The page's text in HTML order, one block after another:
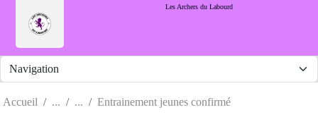
Les Archers du Labourd
Accueil Entrainement jeunes confirmé